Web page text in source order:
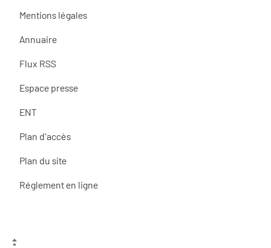
Mentions légales
Annuaire
Flux RSS
Espace presse
ENT
Plan d'accès
Plan du site
Réglement en ligne